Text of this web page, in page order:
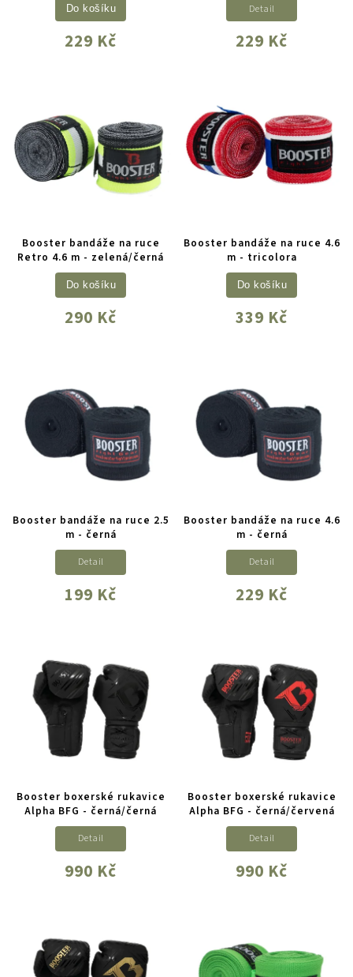
229 Kč
Do košíku
229 Kč
Detail
Booster bandáže na ruce
Retro 4.6 m - zelená/černá
290 Kč
Do košíku
Booster bandáže na ruce 4.6
m - tricolora
339 Kč
Do košíku
Booster bandáže na ruce 2.5
m - černá
199 Kč
Detail
Booster bandáže na ruce 4.6
m - černá
229 Kč
Detail
Booster boxerské rukavice
Alpha BFG - černá/černá
990 Kč
Detail
Booster boxerské rukavice
Alpha BFG - černá/červená
990 Kč
Detail